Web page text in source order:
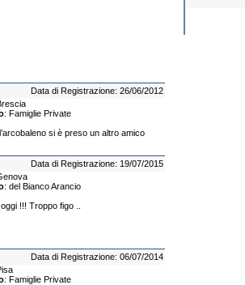
Data di Registrazione: 26/06/2012
: Famiglie Private
si è preso un altro amico
Data di Registrazione: 19/07/2015
: del Bianco Arancio
!!! Troppo figo ..
Data di Registrazione: 06/07/2014
: Famiglie Private